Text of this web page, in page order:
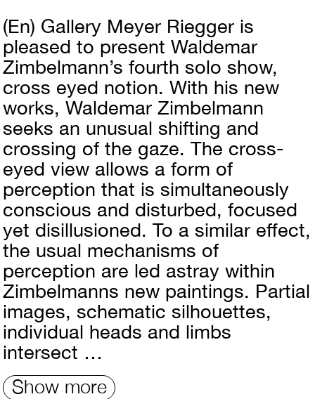
(En) Gallery Meyer Riegger is
pleased to present Waldemar
Zimbelmann’s fourth solo show,
cross eyed notion. With his new
works, Waldemar Zimbelmann
seeks an unusual shifting and
crossing of the gaze. The cross-
eyed view allows a form of
perception that is simultaneously
conscious and disturbed, focused
yet disillusioned. To a similar effect,
the usual mechanisms of
perception are led astray within
Zimbelmanns new paintings. Partial
images, schematic silhouettes,
individual heads and limbs
intersect …
Show more